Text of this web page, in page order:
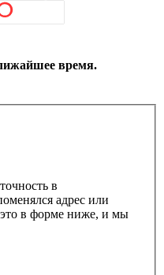
время.
в
адрес или
это в форме ниже, и мы